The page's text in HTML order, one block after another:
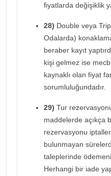
fiyatlarda değişiklik
28) Double veya
Odalarda)
beraber kayıt
kişi gelmez ise
kaynaklı olan fiyat
sorumluluğundadır.
29) Tur
maddelerde açıkça
rezervasyonu
bulunmayan
taleplerinde
Herhangi bir iade